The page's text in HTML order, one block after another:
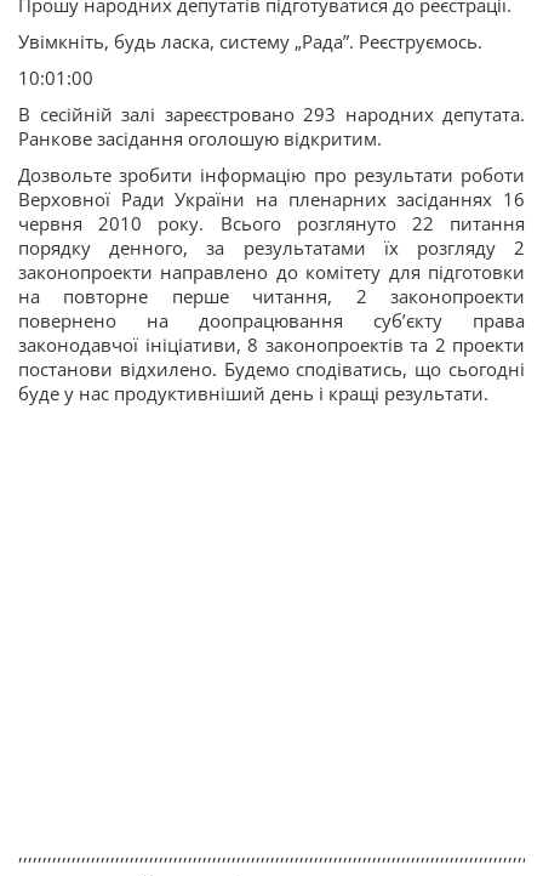
Прошу народних депутатів підготуватися до реєстрації.
Увімкніть, будь ласка, систему „Рада”. Реєструємось.
10:01:00
В сесійній залі зареєстровано 293 народних депутата.
Ранкове засідання оголошую відкритим.
Дозвольте зробити інформацію про результати роботи
Верховної Ради України на пленарних засіданнях 16
червня 2010 року. Всього розглянуто 22 питання
порядку денного, за результатами їх розгляду 2
законопроекти направлено до комітету для підготовки
на повторне перше читання, 2 законопроекти
повернено на доопрацювання суб’єкту права
законодавчої ініціативи, 8 законопроектів та 2 проекти
постанови відхилено. Будемо сподіватись, що сьогодні
буде у нас продуктивніший день і кращі результати.